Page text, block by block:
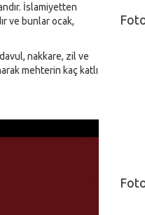
İslamiyetten
ve bunlar ocak,
nakkare, zil ve
mehterin kaç katlı